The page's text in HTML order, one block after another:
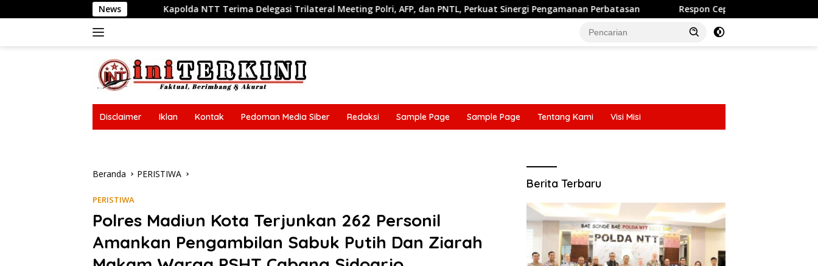
ke
News
Kapolda NTT Terima Delegasi Trilateral Meeting Polri, AFP, dan PNTL, Perkuat Sinergi Pengamanan Perbatasan Respon Cepat Layanan Call Center 110: Polres Ende Polda NTT
Disclaimer Iklan Kontak Pedoman Media Siber Redaksi Sample Page Sample Page Tentang Kami Visi Misi
Beranda PERISTIWA
PERISTIWA
Polres Madiun Kota Terjunkan 262 Personil
Amankan Pengambilan Sabuk Putih Dan Ziarah
Berita Terbaru